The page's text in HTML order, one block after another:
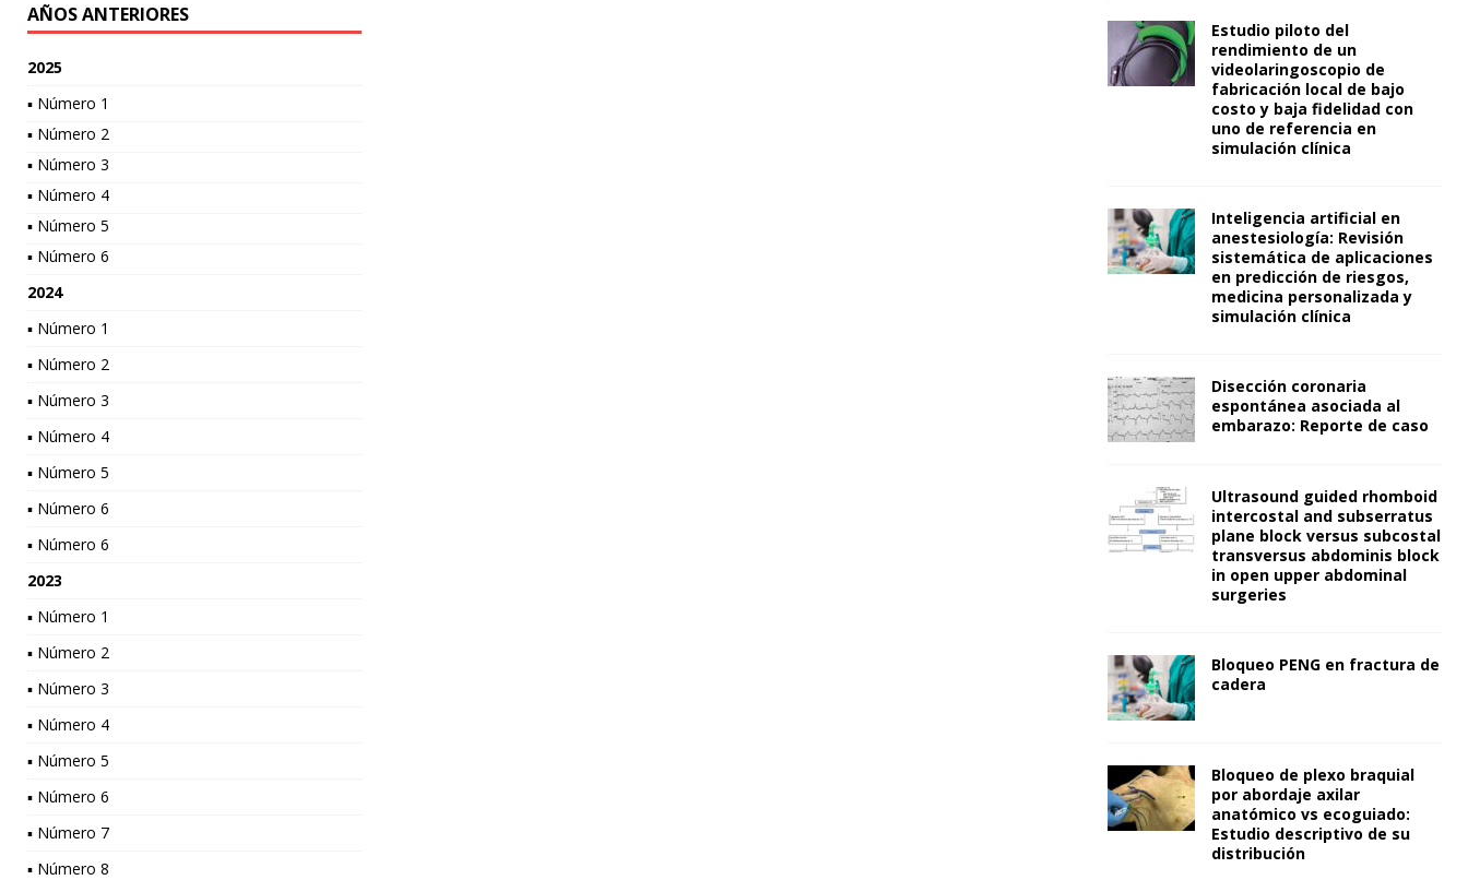
AÑOS ANTERIORES
2025
▪ Número 1
▪ Número 2
▪ Número 3
▪ Número 4
▪ Número 5
▪ Número 6
2024
▪ Número 1
▪ Número 2
▪ Número 3
▪ Número 4
▪ Número 5
▪ Número 6
▪ Número 6
2023
▪ Número 1
▪ Número 2
▪ Número 3
▪ Número 4
▪ Número 5
▪ Número 6
▪ Número 7
▪ Número 8
Estudio piloto del
rendimiento de un
videolaringoscopio de
fabricación local de bajo
costo y baja fidelidad con
uno de referencia en
simulación clínica
Inteligencia artificial en
anestesiología: Revisión
sistemática de aplicaciones
en predicción de riesgos,
medicina personalizada y
simulación clínica
Disección coronaria
espontánea asociada al
embarazo: Reporte de caso
Ultrasound guided rhomboid
intercostal and subserratus
plane block versus subcostal
transversus abdominis block
in open upper abdominal
surgeries
Bloqueo PENG en fractura de
cadera
Bloqueo de plexo braquial
por abordaje axilar
anatómico vs ecoguiado:
Estudio descriptivo de su
distribución